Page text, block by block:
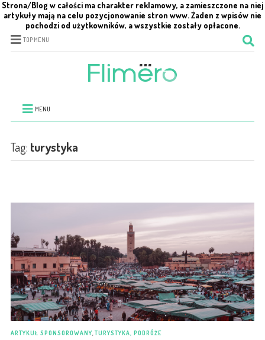
Strona/Blog w całości ma charakter reklamowy, a zamieszczone na niej
artykuły mają na celu pozycjonowanie stron www. Żaden z wpisów nie
pochodzi od użytkowników, a wszystkie zostały opłacone.
TOP MENU
MENU
Tag: turystyka
ARTYKUŁ SPONSOROWANY TURYSTYKA, PODRÓŻE